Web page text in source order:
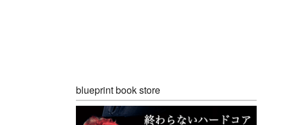
blueprint book store